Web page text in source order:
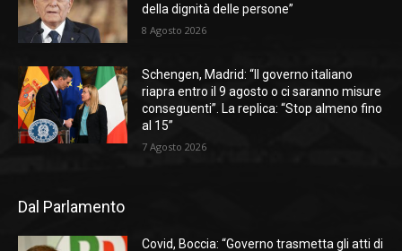
della dignità delle persone”
8 Agosto 2026
Schengen, Madrid: “Il governo italiano
riapra entro il 9 agosto o ci saranno misure
conseguenti”. La replica: “Stop almeno fino
al 15”
7 Agosto 2026
Dal Parlamento
Covid, Boccia: “Governo trasmetta gli atti di